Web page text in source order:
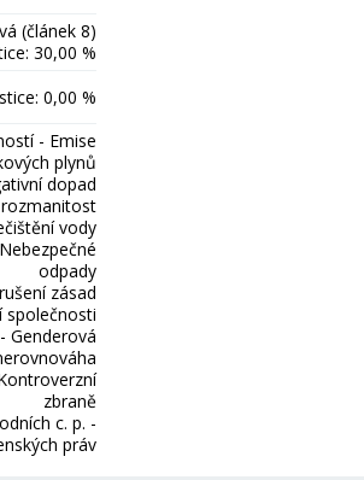
(článek 8)
30,00 %
0,00 %
- Emise
plynů
dopad
vody
odpady
zásad
společnosti
Genderová
zbraně
c. p. -
práv